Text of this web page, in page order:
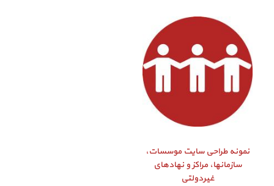
نمونه طراحی سایت موسسات،
سازمانها، مراکز و نهادهای
غیردولتی